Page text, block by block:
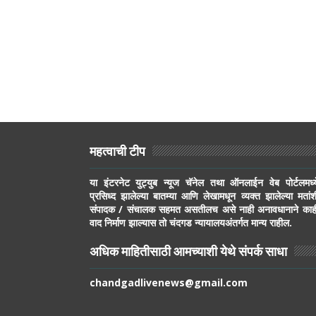
महत्वाची टीप
या इंटरनेट युट्युब न्यूज चॅनेल तथा ऑनलाईन वेब
प्रसिध्द झालेल्या बातम्या आणि लेखामधून व्यक्त झालेल्या
संपादक / संचालक सहमत असतीलच असे नाही अनावधानाने
वाद निर्माण झाल्यास तो चंदगड न्यायालयअंतर्गत मान्य राहील.
अधिक माहितीसाठी आमच्याशी येथे संपर्क साधा
chandgadlivenews@gmail.com